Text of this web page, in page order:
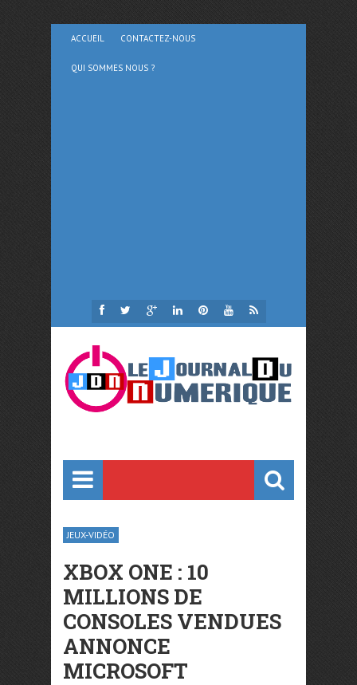
ACCUEIL CONTACTEZ-NOUS
QUI SOMMES NOUS ?
JEUX-VIDÉO
XBOX ONE : 10
MILLIONS DE
CONSOLES VENDUES
ANNONCE
MICROSOFT